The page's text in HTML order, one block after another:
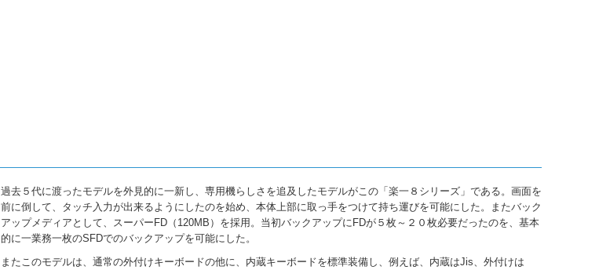
過去５代に渡ったモデルを外見的に一新し、専用機らしさを追及したモデルがこの「楽一８シリーズ」である。画面を
前に倒して、タッチ入力が出来るようにしたのを始め、本体上部に取っ手をつけて持ち運びを可能にした。またバック
アップメディアとして、スーパーFD（120MB）を採用。当初バックアップにFDが５枚～２０枚必要だったのを、基本
的に一業務一枚のSFDでのバックアップを可能にした。
またこのモデルは、通常の外付けキーボードの他に、内蔵キーボードを標準装備し、例えば、内蔵はJis、外付けは